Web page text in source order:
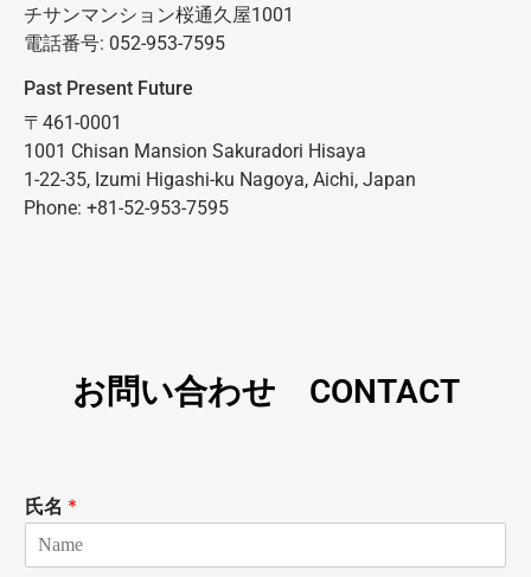
チサンマンション桜通久屋1001
電話番号: 052-953-7595
Past Present Future
〒461-0001
1001 Chisan Mansion Sakuradori Hisaya
1-22-35, Izumi Higashi-ku Nagoya, Aichi, Japan
Phone: +81-52-953-7595
お問い合わせ CONTACT
氏名 *